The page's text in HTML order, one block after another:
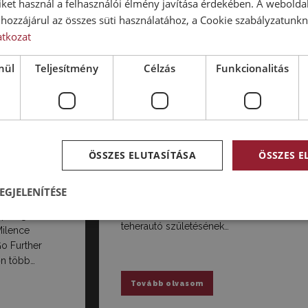
fel a figyelmet
mai
Further
több…
KETTŐS JUBILEUM
Olykor különösen nevezetes évek
teherautók világában sem. Mindjárt
teherautó születésének…
Tovább olvasom
használ a felhasználói élmény javítása érdekében. A
az összes süti használatához, a Cookie
Teljesítmény Célzás Funkcionalitás
ÖSSZES
ÖSSZES ELUTASÍTÁSA